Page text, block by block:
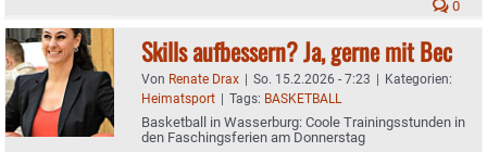
0
Skills aufbessern? Ja, gerne mit Bec
Von Renate Drax | So. 15.2.2026 - 7:23 | Kategorien:
Heimatsport | Tags: BASKETBALL
Basketball in Wasserburg: Coole Trainingsstunden in
den Faschingsferien am Donnerstag